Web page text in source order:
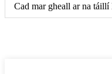
Cad mar gheall ar na táillí